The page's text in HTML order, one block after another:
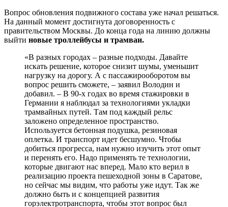
Вопрос обновления подвижного состава уже начал решаться.
На данный момент достигнута договоренность с
правительством Москвы. До конца года на линию должны
выйти новые троллейбусы и трамваи.
«В разных городах – разные подходы. Давайте
искать решение, которое снизит шумы, уменьшит
нагрузку на дорогу. А с пассажирооборотом вы
вопрос решить сможете, – заявил Володин и
добавил. – В 90-х годах во время стажировки в
Германии я наблюдал за технологиями укладки
трамвайных путей. Там под каждый рельс
заложено определенное пространство.
Используется бетонная подушка, резиновая
оплетка. И транспорт идет бесшумно. Чтобы
добиться прогресса, нам нужно изучить этот опыт
и перенять его. Надо применять те технологии,
которые двигают нас вперед. Мало кто верил в
реализацию проекта пешеходной зоны в Саратове,
но сейчас мы видим, что работы уже идут. Так же
должно быть и с концепцией развития
горэлектротранспорта, чтобы этот вопрос был